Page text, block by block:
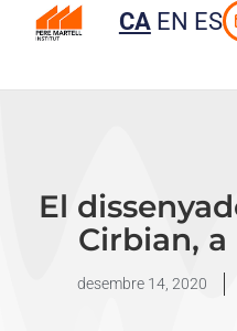
CA EN ES
El
Cirbian,
desembre 14, 2020